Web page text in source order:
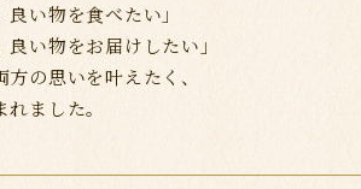
良い物を食べたい」
良い物をお届けしたい」
の思いを叶えたく、
ました。